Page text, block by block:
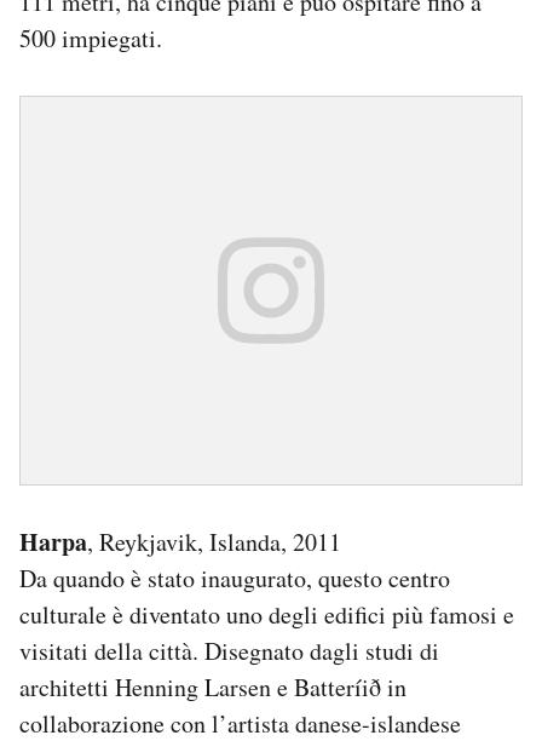
500 impiegati.
Harpa, Reykjavik, Islanda, 2011
Da quando è stato inaugurato, questo centro
culturale è diventato uno degli edifici più famosi e
visitati della città. Disegnato dagli studi di
architetti Henning Larsen e Batteríið in
collaborazione con l’artista danese-islandese